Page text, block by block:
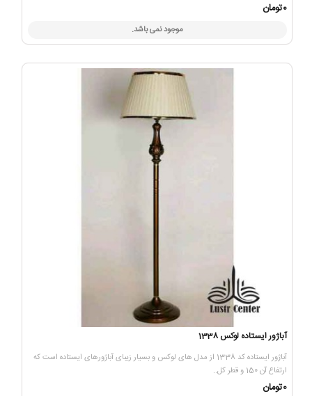
0تومان
موجود نمی باشد.
آباژور ایستاده لوکس 1338
آباژور ایستاده کد 1338 از مدل های لوکس و بسیار زیبای آباژورهای ایستاده است که
ارتفاع آن 150 و قطر کل..
0تومان